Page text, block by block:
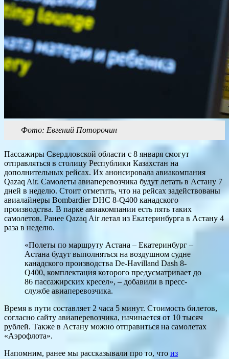
Фото: Евгений Поторочин
Пассажиры Свердловской области с 8 января смогут
отправляться в столицу Республики Казахстан на
дополнительных рейсах. Их анонсировала авиакомпания
Qazaq Air. Самолеты авиаперевозчика будут летать в Астану 7
дней в неделю. Стоит отметить, что на рейсах задействованы
авиалайнеры Bombardier DHC 8-Q400 канадского
производства. В парке авиакомпании есть пять таких
самолетов. Ранее Qazaq Air летал из Екатеринбурга в Астану 4
раза в неделю.
«Полеты по маршруту Астана – Екатеринбург –
Астана будут выполняться на воздушном судне
канадского производства De-Havilland Dash 8-
Q400, комплектация которого предусматривает до
86 пассажирских кресел», – добавили в пресс-
службе авиаперевозчика.
Время в пути составляет 2 часа 5 минут. Стоимость билетов,
согласно сайту авиаперевозчика, начинается от 10 тысяч
рублей. Также в Астану можно отправиться на самолетах
«Аэрофлота».
Напомним, ранее мы рассказывали про то, что из